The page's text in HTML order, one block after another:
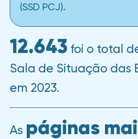
(SSD PCJ).
12.643 foi o total
Sala de Situação das
em 2023.​
As páginas